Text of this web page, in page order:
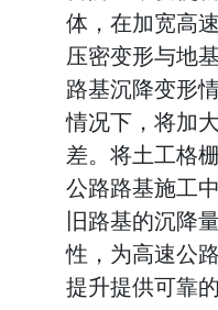
体，在加宽高
压密变形与地
路基沉降变形
情况下，将加
差。将土工格
公路路基施工
旧路基的沉降
性，为高速公
提升提供可靠的